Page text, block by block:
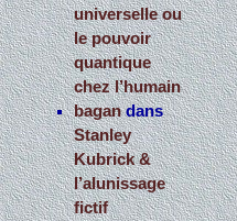
universelle ou
le pouvoir
quantique
chez l’humain
bagandans
Stanley
Kubrick &
l’alunissage
fictif